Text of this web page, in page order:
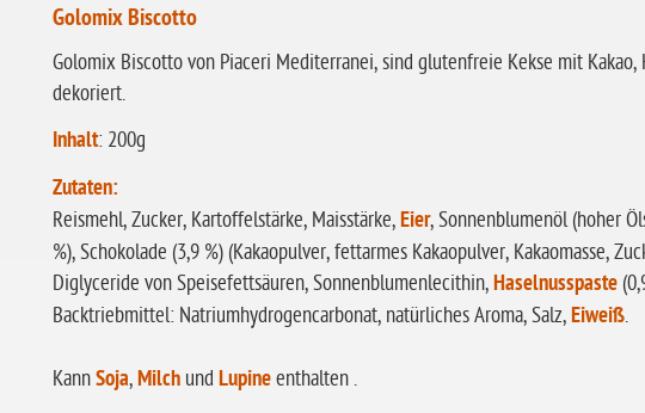
Golomix Biscotto
Golomix Biscotto von Piaceri Mediterranei, sind glutenfreie Kekse mit Kakao,
dekoriert.
Inhalt: 200g
Zutaten:
Reismehl, Zucker, Kartoffelstärke, Maisstärke,Eier, Sonnenblumenöl (hoher
%), Schokolade (3,9 %) (Kakaopulver, fettarmes Kakaopulver, Kakaomasse,
Diglyceride von Speisefettsäuren, Sonnenblumenlecithin,Haselnusspaste
Backtriebmittel: Natriumhydrogencarbonat, natürliches Aroma, Salz,Eiweiß.
KannSoja,Milch und Lupineenthalten .